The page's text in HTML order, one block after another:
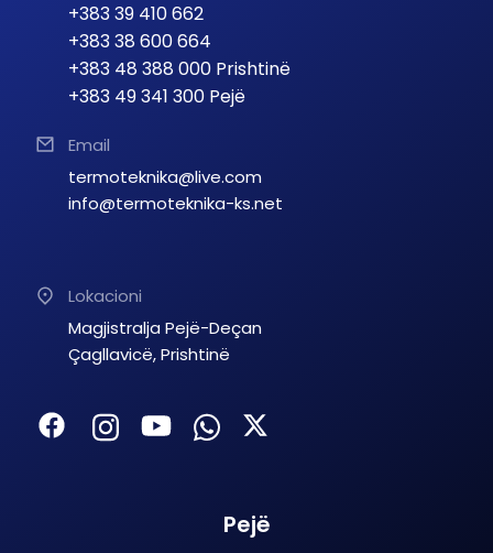
+383 39 410 662
+383 38 600 664
+383 48 388 000 Prishtinë
+383 49 341 300 Pejë
Email
termoteknika@live.com
info@termoteknika-ks.net
Lokacioni
Magjistralja Pejë-Deçan
Çagllavicë, Prishtinë
Pejë